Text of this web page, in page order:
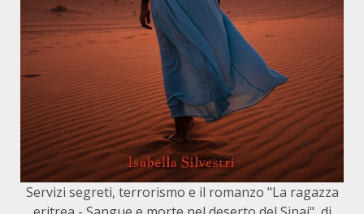
Servizi segreti, terrorismo e il romanzo "La ragazza